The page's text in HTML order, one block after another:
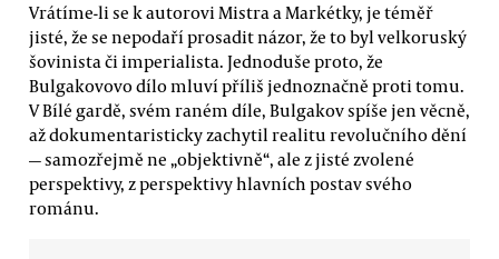
Vrátíme-li se k autorovi Mistra a Markétky, je téměř
jisté, že se nepodaří prosadit názor, že to byl velkoruský
šovinista či imperialista. Jednoduše proto, že
Bulgakovovo dílo mluví příliš jednoznačně proti tomu.
V Bílé gardě, svém raném díle, Bulgakov spíše jen věcně,
až dokumentaristicky zachytil realitu revolučního dění
— samozřejmě ne „objektivně“, ale z jisté zvolené
perspektivy, z perspektivy hlavních postav svého
románu.